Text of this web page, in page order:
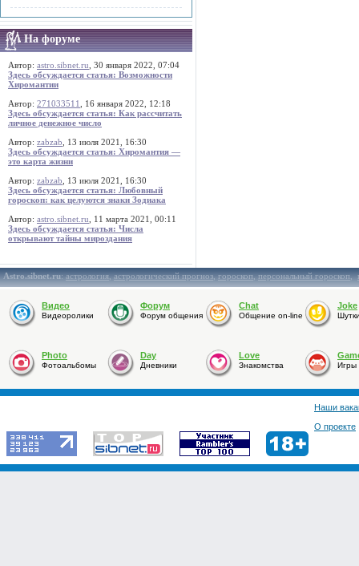
На форуме
Автор: astro.sibnet.ru , 30 января 2022, 07:04
Здесь обсуждается статья: Возможности
Хиромантии
Автор: 271033511
, 16 января 2022, 12:18
Здесь обсуждается статья: Как рассчитать
личное денежное число
Автор: zabzab , 13 июля 2021, 16:30
Здесь обсуждается статья: Хиромантия —
это карта жизни
Автор: zabzab , 13 июля 2021, 16:30
Здесь обсуждается статья: Любовный
гороскоп: как целуются знаки Зодиака
Автор: astro.sibnet.ru , 11 марта 2021, 00:11
Здесь обсуждается статья: Числа
открывают тайны мироздания
Astro.sibnet.ru:астрология,астрологический прогноз,гороскоп,персональный гороскоп,
Видео
Видеоролики
Форум
Форум общения
Chat
Общение on-line
Joke
Photo
Фотоальбомы
Day
Дневники
Love
Знакомства Игры
Наши
О проекте